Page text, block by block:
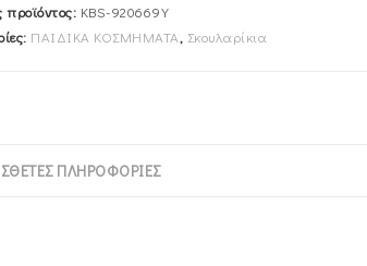
προϊόντος: KBS-920669Y
ΠΑΙΔΙΚΑ ΚΟΣΜΗΜΑΤΑ, Σκουλαρίκια
ΠΛΗΡΟΦΟΡΊΕΣ